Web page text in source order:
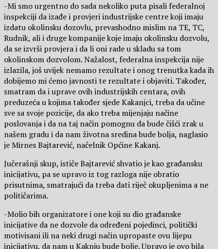
-Mi smo urgentno do sada nekoliko puta pisali federalnoj
inspekciji da izađe i provjeri industrijske centre koji imaju
izdatu okolinsku dozovlu, prevashodno mislim na TE, TC,
Rudnik, ali i druge kompanije koje imaju okolinsku dozvolu,
da se izvrši provjera i da li oni rade u skladu sa tom
okolinskom dozvolom. Nažalost, federalna inspekcija nije
izlazila, još uvijek nemamo rezultate i onog trenutka kada ih
dobijemo mi ćemo javnosti te rezultate i objaviti. Također,
smatram da i uprave ovih industrijskih centara, ovih
preduzeća u kojima također sjede Kakanjci, treba da učine
sve sa svoje pozicije, da ako treba mijenjaju načine
poslovanja i da na taj način pomognu da bude čišći zrak u
našem gradu i da nam životna sredina bude bolja, naglasio
je Mirnes Bajtarević, načelnik Općine Kakanj.
Jučerašnji skup, ističe Bajtarević shvatio je kao građansku
inicijativu, pa se upravo iz tog razloga nije obratio
prisutnima, smatrajući da treba dati riječ okupljenima a ne
političarima.
-Molio bih organizatore i one koji su dio građanske
inicijative da ne dozvole da određeni pojedinci, politički
motivisani ili na neki drugi način upropaste ovu lijepu
inicijativu, da nam u Kaknju bude bolje. Upravo je ovo bila